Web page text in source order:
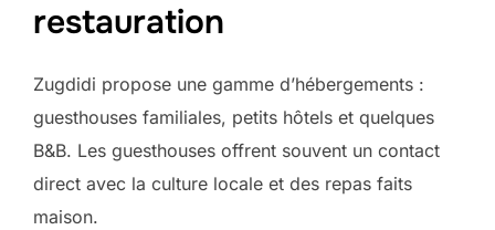
restauration
Zugdidi propose une gamme d’hébergements :
guesthouses familiales, petits hôtels et quelques
B&B. Les guesthouses offrent souvent un contact
direct avec la culture locale et des repas faits
maison.